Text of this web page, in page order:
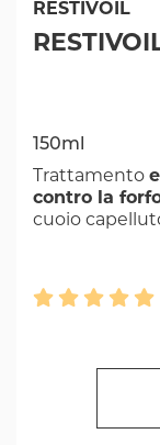
RESTIVOIL
150ml
Trattamento
contro la
cuoio